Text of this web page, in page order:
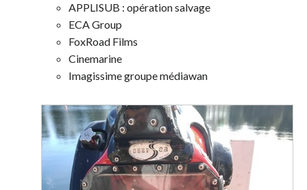
APPLISUB : opération salvage
ECA Group
FoxRoad Films
Cinemarine
Imagissime groupe médiawan